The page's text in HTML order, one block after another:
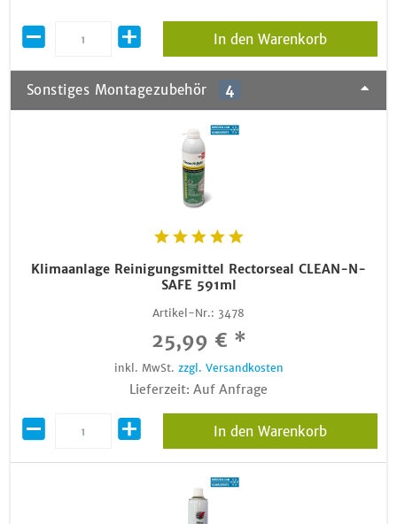
In den Warenkorb
Sonstiges Montagezubehör 4
Klimaanlage Reinigungsmittel Rectorseal CLEAN-N-
SAFE 591ml
Artikel-Nr.: 3478
25,99 € *
inkl. MwSt. zzgl. Versandkosten
Lieferzeit: Auf Anfrage
In den Warenkorb